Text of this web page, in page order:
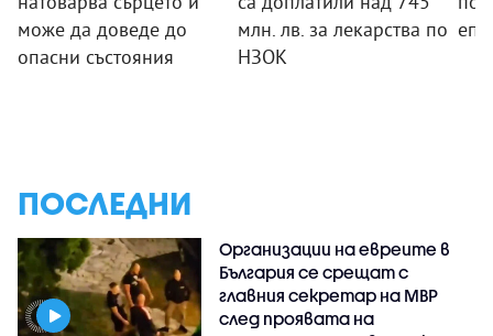
може да доведе до
опасни състояния
млн. лв. за лекарства по
НЗОК
ПОСЛЕДНИ
Организации на евреите в
България се срещат с
главния секретар на МВР
след проявата на